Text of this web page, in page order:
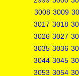
3008 3009
3017 3018
3026 3027
3035 3036
3044 3045
3053 3054